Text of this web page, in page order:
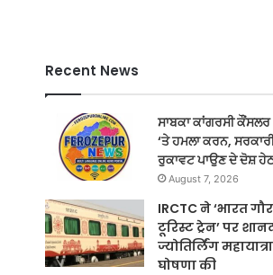
Recent News
ਸਾਬਕਾ ਕਾਂਗਰਸੀ
‘ਤੇ ਹਮਲਾ ਕਰਨ,
ਰੁਕਾਵਟ ਪਾਉਣ ਦੇ ਦੋਸ਼
August 7, 2026
IRCTC ने ‘भारत
टूरिस्ट ट्रेन’ पर
ज्योतिर्लिंग
घोषणा की